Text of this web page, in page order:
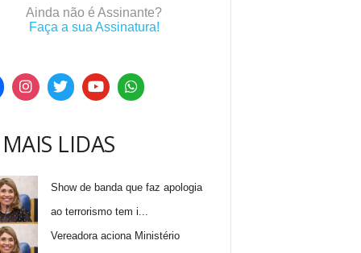
Ainda não é Assinante?
Faça a sua Assinatura!
LIDAS
Show de banda que faz apologia
ao terrorismo tem i...
Vereadora aciona Ministério